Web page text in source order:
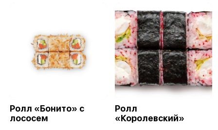
Ролл «Бонито» с
лососем
Ролл
«Королевский»